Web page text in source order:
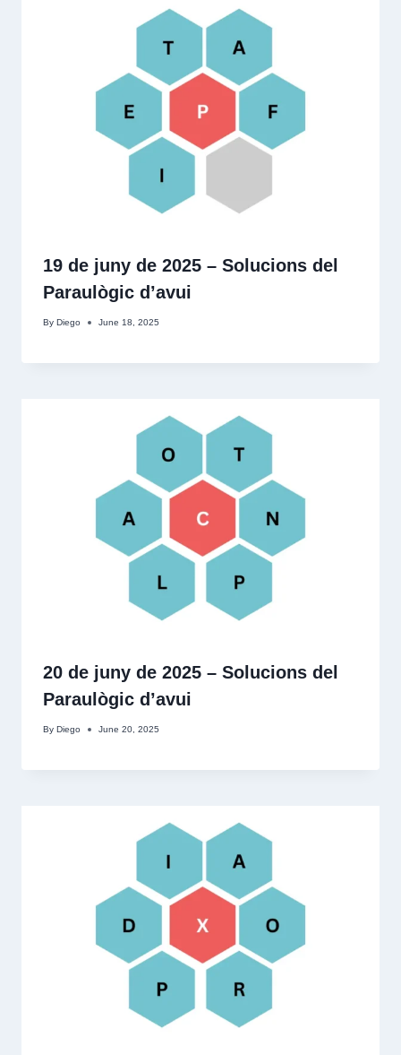
19 de juny de 2025 – Solucions del
Paraulògic d’avui
By Diego June 18, 2025
20 de juny de 2025 – Solucions del
Paraulògic d’avui
By Diego June 20, 2025